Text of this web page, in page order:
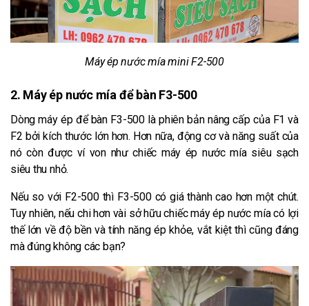
Máy ép nước mía mini F2-500
2. Máy ép nước mía để bàn F3-500
Dòng máy ép để bàn F3-500 là phiên bản nâng cấp của F1 và
F2 bởi kích thước lớn hơn. Hơn nữa, động cơ và năng suất của
nó còn được ví von như chiếc máy ép nước mía siêu sạch
siêu thu nhỏ.
Nếu so với F2-500 thì F3-500 có giá thành cao hơn một chút.
Tuy nhiên, nếu chi hơn vài sở hữu chiếc máy ép nước mía có lợi
thế lớn về độ bền và tính năng ép khỏe, vắt kiệt thì cũng đáng
mà đúng không các bạn?